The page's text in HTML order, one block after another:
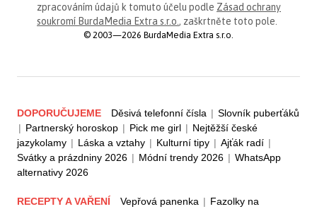
zpracováním údajů k tomuto účelu podle Zásad ochrany
soukromí BurdaMedia Extra s.r.o. , zaškrtněte toto pole.
© 2003—2026 BurdaMedia Extra s.r.o.
DOPORUČUJEME Děsivá telefonní čísla | Slovník puberťáků
| Partnerský horoskop | Pick me girl | Nejtěžší české
jazykolamy | Láska a vztahy | Kulturní tipy | Ajťák radí |
Svátky a prázdniny 2026 | Módní trendy 2026 | WhatsApp
alternativy 2026
RECEPTY A VAŘENÍ Vepřová panenka | Fazolky na